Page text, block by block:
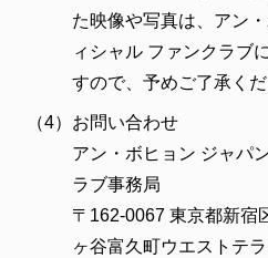
た映像や写真は、アン
ィシャル ファンクラブ
すので、予めご了承くだ
（4） お問い合わせ
アン・ボヒョン ジャパ
ラブ事務局
〒162-0067 東京都新宿
ヶ谷富久町ウエストテ